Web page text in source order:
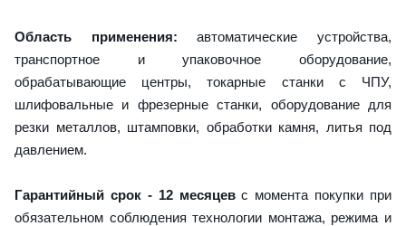
Область применения: автоматические устройства,
транспортное и упаковочное оборудование,
обрабатывающие центры, токарные станки с ЧПУ,
шлифовальные и фрезерные станки, оборудование для
резки металлов, штамповки, обработки камня, литья под
давлением.
Гарантийный срок - 12 месяцевс момента покупки при
обязательном соблюдения технологии монтажа, режима и